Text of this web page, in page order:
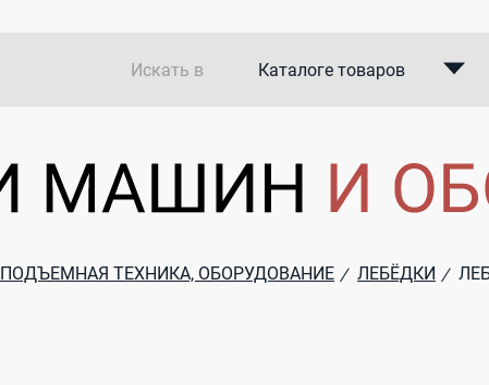
Искать в Каталоге товаров
В закупках
ПОДЪЕМНАЯ ТЕХНИКА, ОБОРУДОВАНИЕ / ЛЕБЁДКИ /